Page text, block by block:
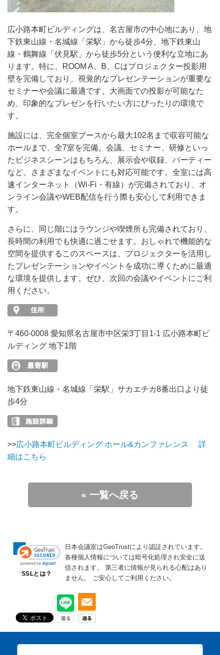
広小路本町ビルディングは、名古屋市の中心地にあり、地
下鉄東山線・名城線「栄駅」から徒歩4分、地下鉄東山
線・鶴舞線「伏見駅」から徒歩5分という便利な立地にあ
ります。特に、ROOM A、B、Cはプロジェクター投影用
壁を完備しており、視覚的なプレゼンテーションが重要な
セミナーや会議に最適です。大画面での投影が可能なた
め、印象的なプレゼンを行いたい方にぴったりの環境で
す。
施設には、完全個室ブースから最大102名まで収容可能な
ホールまで、全7室を完備。会議、セミナー、研修といっ
たビジネスシーンはもちろん、展示会や収録、パーティー
など、さまざまなイベントにも対応可能です。全室には高
速インターネット（Wi-Fi・有線）が完備されており、オ
ンライン会議やWEB配信を行う際も安心して利用できま
す。
さらに、同じ階にはラウンジや喫煙所も完備されており、
長時間の利用でも快適に過ごせます。おしゃれで機能的な
空間を提供するこのスペースは、プロジェクターを活用し
たプレゼンテーションやイベントを成功に導くために最適
な環境を提供します。ぜひ、次回の会議やイベントにご利
用ください。
〒460-0008 愛知県名古屋市中区栄3丁目1-1 広小路本町ビ
ルディング 地下1階
地下鉄東山線・名城線「栄駅」サカエチカ8番出口より徒
歩4分
>>広⼩路本町ビルディング ホール&カンファレンス 詳
細はこちら
« 一覧へ戻る
SSLとは？
日本会議室はGeoTrustにより認証されています。
各種個人情報については暗号化処理され安全に送
信されます。
第三者に情報が見られる心配はあり
ません。
ご安心してご利用ください。